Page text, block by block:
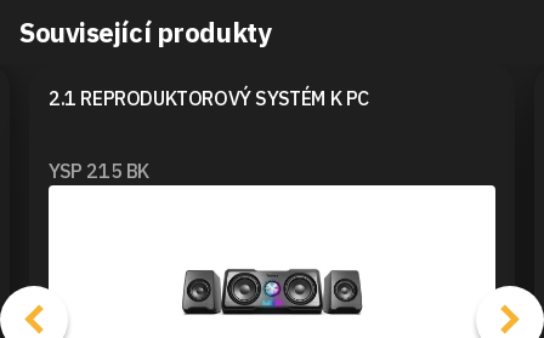
Související produkty
2.1 REPRODUKTOROVÝ SYSTÉM K PC
YSP 215 BK